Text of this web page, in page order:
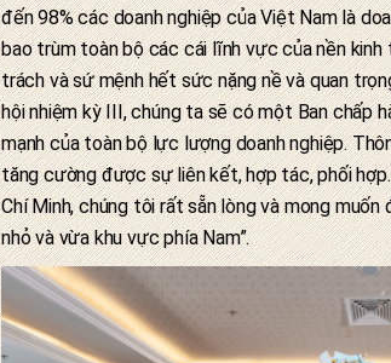
đến 98% các doanh nghiệp của Việt Nam là
bao trùm toàn bộ các cái lĩnh vực của nền
trách và sứ mệnh hết sức nặng nề và quan
hội nhiệm kỳ III, chúng ta sẽ có một Ban
mạnh của toàn bộ lực lượng doanh nghiệp.
tăng cường được sự liên kết, hợp tác, phối
Chí Minh, chúng tôi rất sẵn lòng và mong
nhỏ và vừa khu vực phía Nam”.